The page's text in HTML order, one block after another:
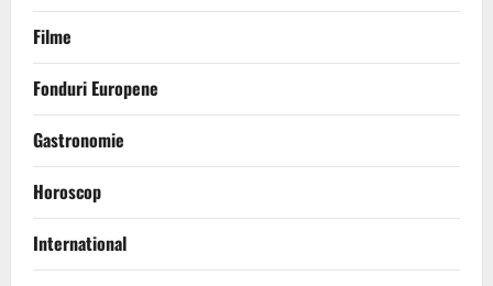
Filme
Fonduri Europene
Gastronomie
Horoscop
International